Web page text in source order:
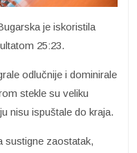
je iskoristila
25:23.
odlučnije i dominirale
stekle su veliku
nisu ispuštale do kraja.
sustigne zaostatak,